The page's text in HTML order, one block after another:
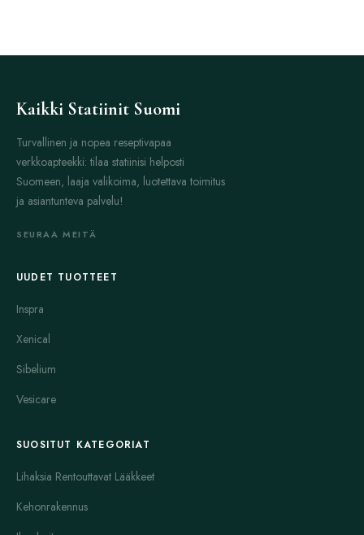
Kaikki Statiinit Suomi
Turvallinen ja nopea reseptivapaa
verkkoapteekki: tilaa statiinisi helposti
Suomeen, laaja valikoima, luotettava toimitus
ja asiantunteva palvelu!
SEURAA MEITÄ
UUDET TUOTTEET
Inspra
Xenical
Sibelium
Vesicare
SUOSITUT KATEGORIAT
Lihaksia Rentouttavat Lääkkeet
Kehonrakennus